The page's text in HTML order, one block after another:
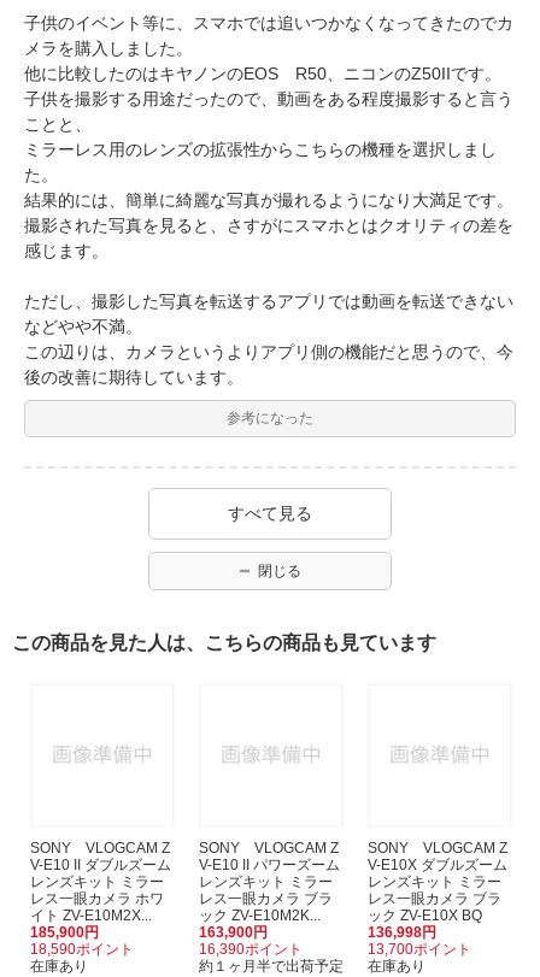
子供のイベント等に、スマホでは追いつかなくなってきたのでカ
メラを購入しました。
他に比較したのはキヤノンのEOS R50、ニコンのZ50IIです。
子供を撮影する用途だったので、動画をある程度撮影すると言う
ことと、
ミラーレス用のレンズの拡張性からこちらの機種を選択しまし
た。
結果的には、簡単に綺麗な写真が撮れるようになり大満足です。
撮影された写真を見ると、さすがにスマホとはクオリティの差を
感じます。
ただし、撮影した写真を転送するアプリでは動画を転送できない
などやや不満。
この辺りは、カメラというよりアプリ側の機能だと思うので、今
後の改善に期待しています。
参考になった
すべて見る
閉じる
この商品を見た人は、こちらの商品も見ています
SONY VLOGCAM Z
V-E10 II ダブルズーム
レンズキット ミラー
レス一眼カメラ ホワ
イト ZV-E10M2X...
185,900円
18,590ポイント
在庫あり
SONY VLOGCAM Z
V-E10 II パワーズーム
レンズキット ミラー
レス一眼カメラ ブラ
ック ZV-E10M2K...
163,900円
16,390ポイント
約１ヶ月半で出荷予定
SONY VLOGCAM Z
V-E10X ダブルズーム
レンズキット ミラー
レス一眼カメラ ブラ
ック ZV-E10X BQ
136,998円
13,700ポイント
在庫あり